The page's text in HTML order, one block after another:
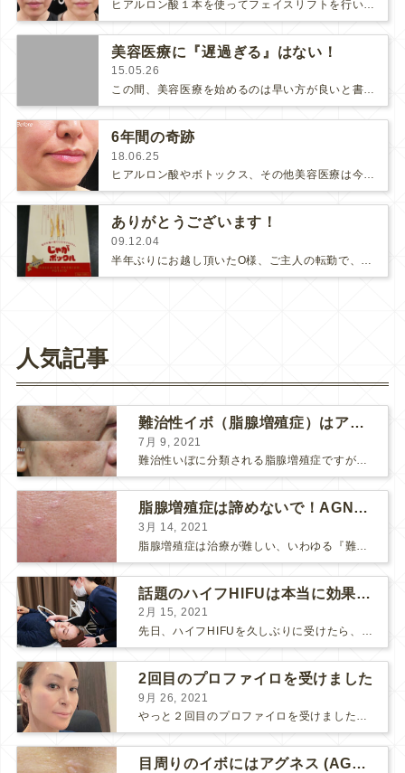
美容医療に『遅過ぎる』はない！
15.05.26
この間、美容医療を始めるのは早い方が良いと書きました。それと矛盾するようですが、美容医療を始めるのに遅すぎることはありません！…
6年間の奇跡
18.06.25
ヒアルロン酸やボトックス、その他美容医療は今の顔をキレイにしたり若々しくするだけでなく老化スピードを遅くする、としつこくお話し…
ありがとうございます！
09.12.04
人気記事
難治性イボ（脂腺増殖症）はアグネスAGNESが効果的です！
7月 9, 2021
難治性いぼに分類される脂腺増殖症ですが、脂腺増殖症はAGNESアグネスにとても良く反応して、きれいに治すことができます。 ↑ 脂腺増殖症をアグネスAGNESで３回治療した1ヶ月後の写真です。...
脂腺増殖症は諦めないで！AGNESアグネス治療でツルツル肌に！
3月 14, 2021
話題のハイフHIFUは本当に効果があるのか？
2月 15, 2021
先日、ハイフHIFUを久しぶりに受けたら、顔の調子がとても良い感じです♪ 私はハイフHIFU後はいつも３日位、人には気付かれない程度に軽く腫れて、その後、グングンと顔が引き締まります。 ...
2回目のプロファイロを受けました
9月 26, 2021
やっと２回目のプロファイロを受けました。 ↑ 写真はプロファイロ翌日です。 この距離の写真では凹凸は映らないですし、 実物も、首がよく見ると凹凸が残っている位で、 それも３日で...
目周りのイボにはアグネス (AGNES）が効く！（ほぼ）ノーダウンタイムのイボ治療